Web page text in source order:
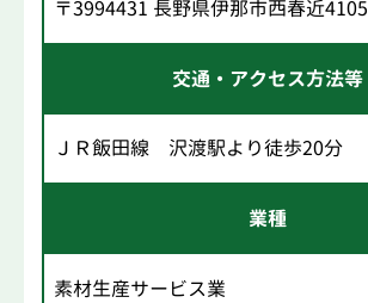
〒3994431 長野県伊那市西春近4105
交通・アクセス方法等
ＪＲ飯田線 沢渡駅より徒歩20分
業種
素材生産サービス業